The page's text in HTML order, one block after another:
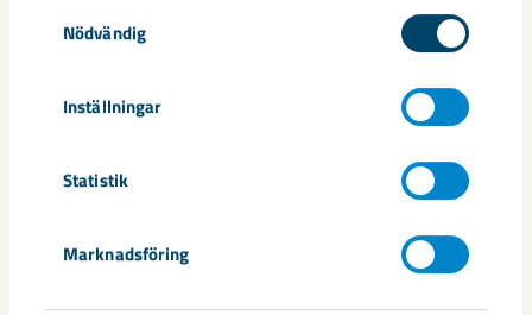
Nödvändig
Inställningar
Statistik
Marknadsföring
Sibirien-området i gamla Kiruna
centrum avvecklas under 2026